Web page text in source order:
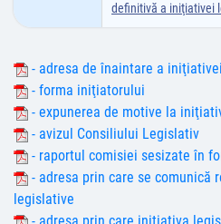
definitivă a iniţiativei
- adresa de înaintare a
- forma iniţiatorului
- expunerea de motive la
- avizul Consiliului Legislativ
- raportul comisiei sesizate în
- adresa prin care se comunică
legislative